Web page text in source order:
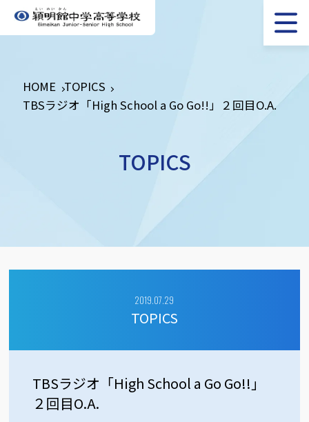
HOME TOPICS
TBSラジオ「High School a Go Go!!」２回目O.A.
TOPICS
2019.07.29
TOPICS
TBSラジオ「High School a Go Go!!」
２回目O.A.